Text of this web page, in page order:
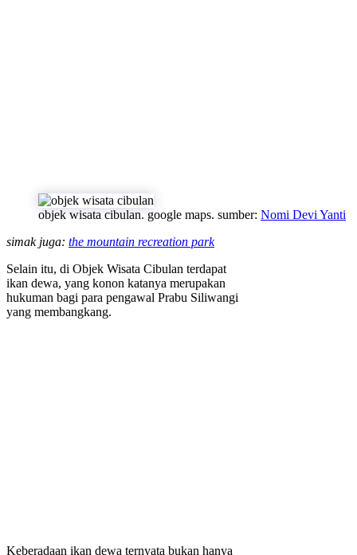
objek wisata cibulan. google maps. sumber: Nomi Devi Yanti
simak juga: the mountain recreation park
Selain itu, di Objek Wisata Cibulan terdapat
ikan dewa, yang konon katanya merupakan
hukuman bagi para pengawal Prabu Siliwangi
yang membangkang.
Keberadaan ikan dewa ternyata bukan hanya